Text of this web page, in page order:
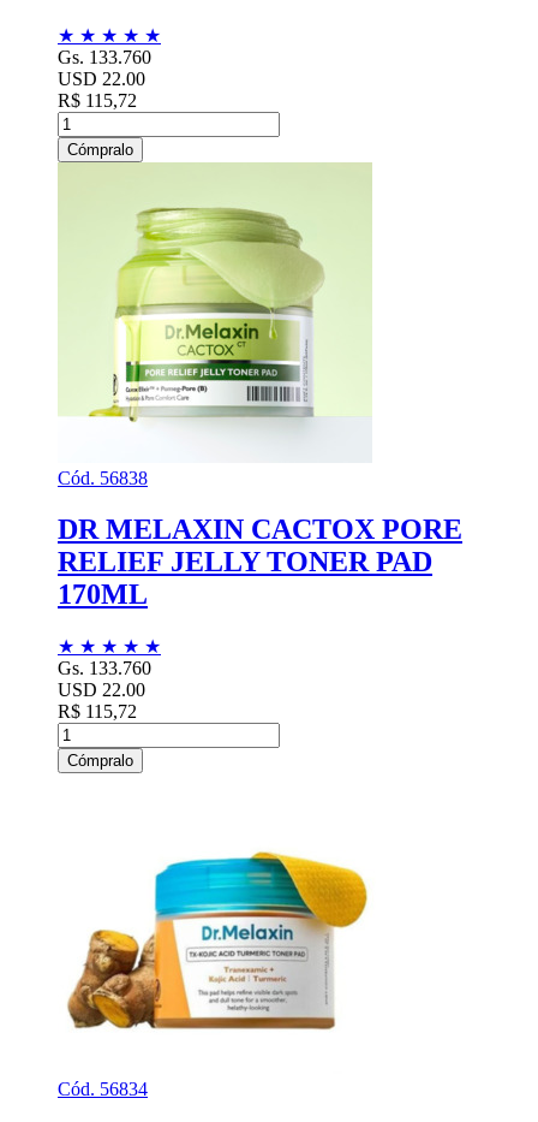
★ ★ ★ ★ ★
Gs. 133.760
USD 22.00
R$ 115,72
Cómpralo
Cód. 56838
DR MELAXIN CACTOX PORE
RELIEF JELLY TONER PAD
170ML
★ ★ ★ ★ ★
Gs. 133.760
USD 22.00
R$ 115,72
Cómpralo
Cód. 56834